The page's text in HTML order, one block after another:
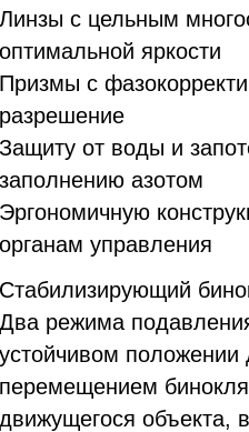
Линзы с цельным
оптимальной яркости
Призмы с
разрешение
Защиту от воды и
заполнению азотом
Эргономичную
органам управления
Стабилизирующий
Два режима
устойчивом
перемещением
движущегося объекта,